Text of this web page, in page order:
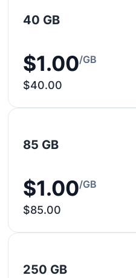
40 GB
$1.00/GB
$40.00
85 GB
$1.00/GB
$85.00
250 GB